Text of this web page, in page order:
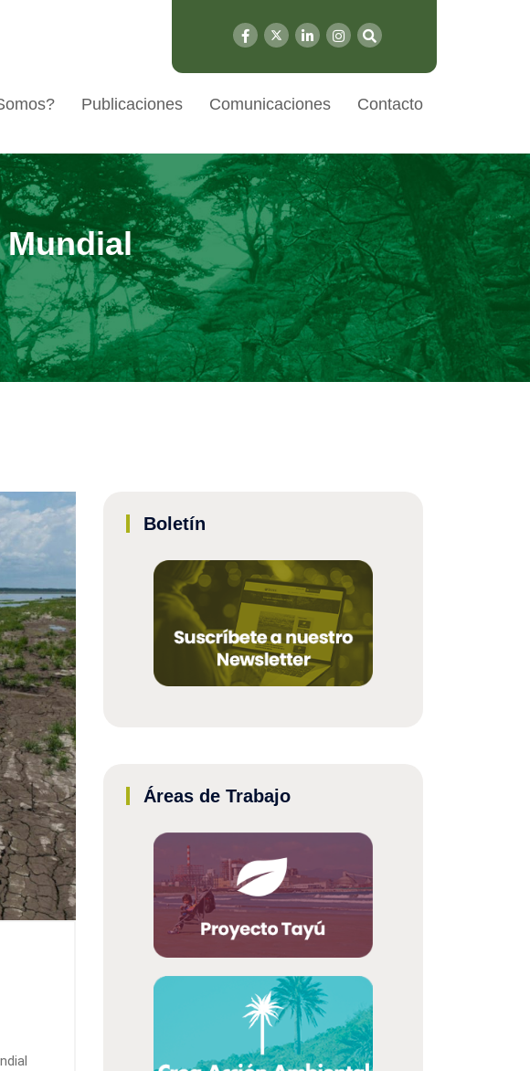
Publicaciones Comunicaciones Contacto
Boletín
Áreas de Trabajo